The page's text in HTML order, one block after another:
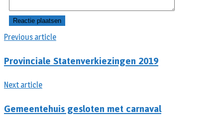
Previous article
Provinciale Statenverkiezingen 2019
Next article
Gemeentehuis gesloten met carnaval